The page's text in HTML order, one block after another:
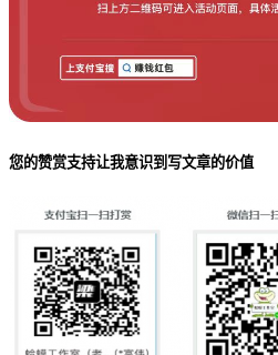
您的赞赏支持让我意识到写文章的价值